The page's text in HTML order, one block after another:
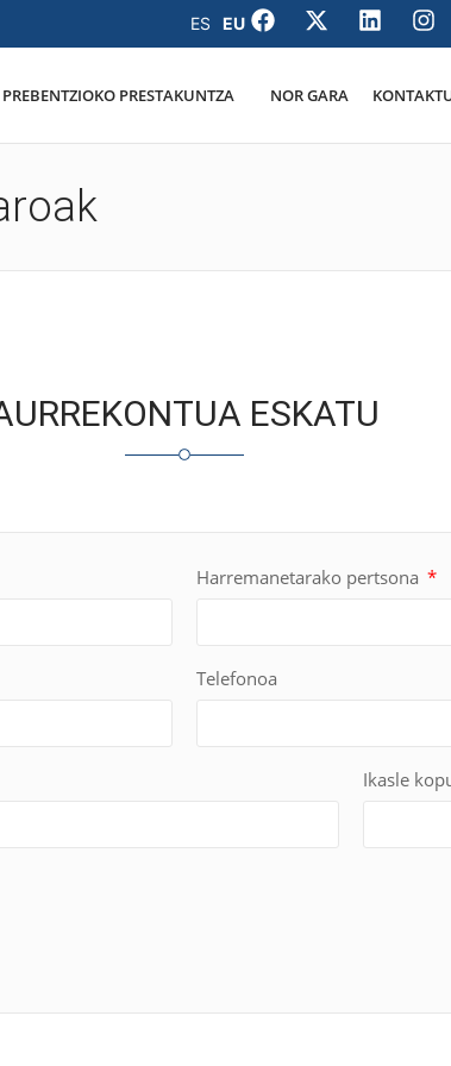
PRESTAKUNTZA NOR GARA
ESKATU
Harremanetarako pertsona
Telefonoa
Ikasle